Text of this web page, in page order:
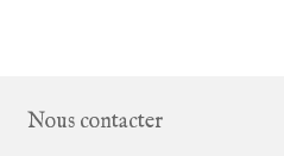
Nous contacter